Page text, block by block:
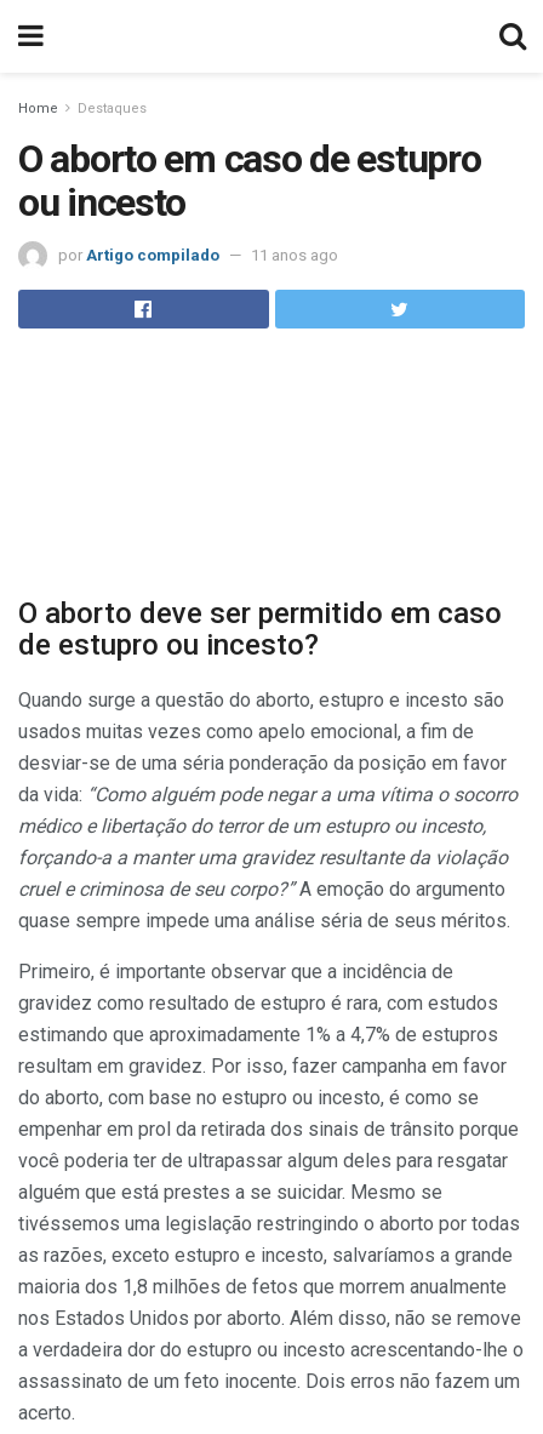
Home Destaques
O aborto em caso de estupro
ou incesto
por Artigo compilado 11 anos ago
O aborto deve ser permitido em caso
de estupro ou incesto?
Quando surge a questão do aborto, estupro e incesto são
usados muitas vezes como apelo emocional, a fim de
desviar-se de uma séria ponderação da posição em favor
da vida: “Como alguém pode negar a uma vítima o socorro
médico e libertação do terror de um estupro ou incesto,
forçando-a a manter uma gravidez resultante da violação
cruel e criminosa de seu corpo?”A emoção do argumento
quase sempre impede uma análise séria de seus méritos.
Primeiro, é importante observar que a incidência de
gravidez como resultado de estupro é rara, com estudos
estimando que aproximadamente 1% a 4,7% de estupros
resultam em gravidez. Por isso, fazer campanha em favor
do aborto, com base no estupro ou incesto, é como se
empenhar em prol da retirada dos sinais de trânsito porque
você poderia ter de ultrapassar algum deles para resgatar
alguém que está prestes a se suicidar. Mesmo se
tivéssemos uma legislação restringindo o aborto por todas
as razões, exceto estupro e incesto, salvaríamos a grande
maioria dos 1,8 milhões de fetos que morrem anualmente
nos Estados Unidos por aborto. Além disso, não se remove
a verdadeira dor do estupro ou incesto acrescentando-lhe o
assassinato de um feto inocente. Dois erros não fazem um
acerto.